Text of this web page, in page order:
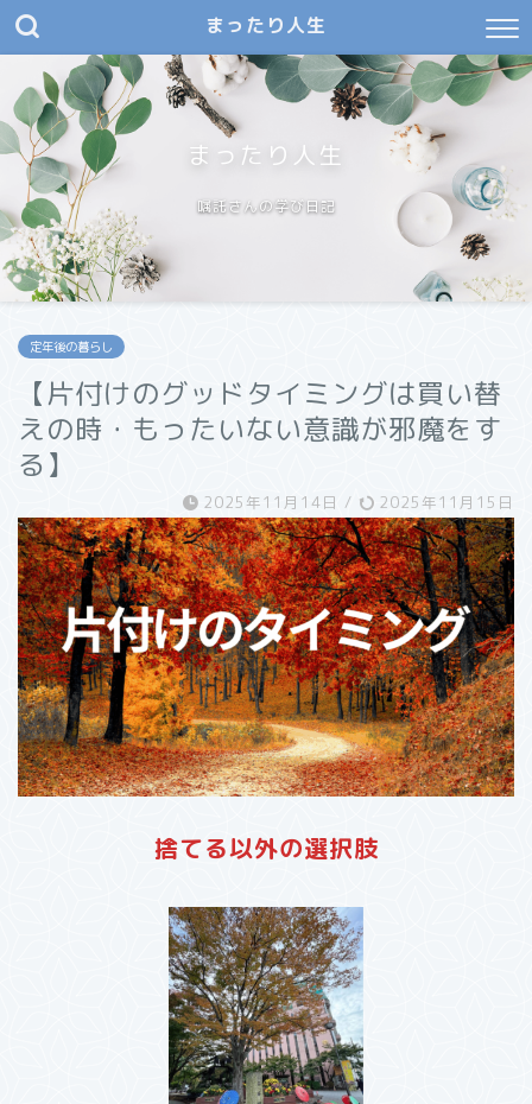
まったり人生
まったり人生
嘱託さんの学び日記
定年後の暮らし
【片付けのグッドタイミングは買い替
えの時・もったいない意識が邪魔をす
る】
2025年11月14日 / 2025年11月15日
捨てる以外の選択肢